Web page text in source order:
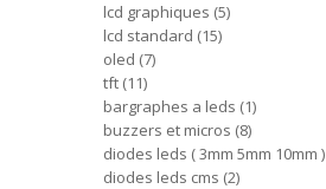
lcd graphiques 5
lcd standard 15
oled 7
tft 11
bargraphes a leds 1
buzzers et micros 8
diodes leds ( 3mm 5mm 10mm )
diodes leds cms 2